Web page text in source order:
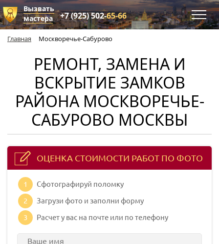
Вызвать
мастера
+7 (925) 502-65-66
Главная Москворечье-Сабурово
РЕМОНТ, ЗАМЕНА И
ВСКРЫТИЕ ЗАМКОВ
РАЙОНА МОСКВОРЕЧЬЕ-
САБУРОВО МОСКВЫ
ОЦЕНКА СТОИМОСТИ РАБОТ ПО ФОТО
1
Сфотографируй поломку
2
Загрузи фото и заполни форму
3
Расчет у вас на почте или по телефону